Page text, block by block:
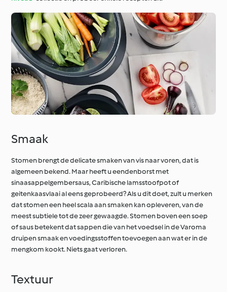
Smaak
Stomen brengt de delicate smaken van vis naar voren, dat is
algemeen bekend. Maar heeft u eendenborst met
sinaasappelgembersaus, Caribische lamsstoofpot of
geitenkaasvlaai al eens geprobeerd? Als u dit doet, zult u merken
dat stomen een heel scala aan smaken kan opleveren, van de
meest subtiele tot de zeer gewaagde. Stomen boven een soep
of saus betekent dat sappen die van het voedsel in de Varoma
druipen smaak en voedingsstoffen toevoegen aan wat er in de
mengkom kookt. Niets gaat verloren.
Textuur